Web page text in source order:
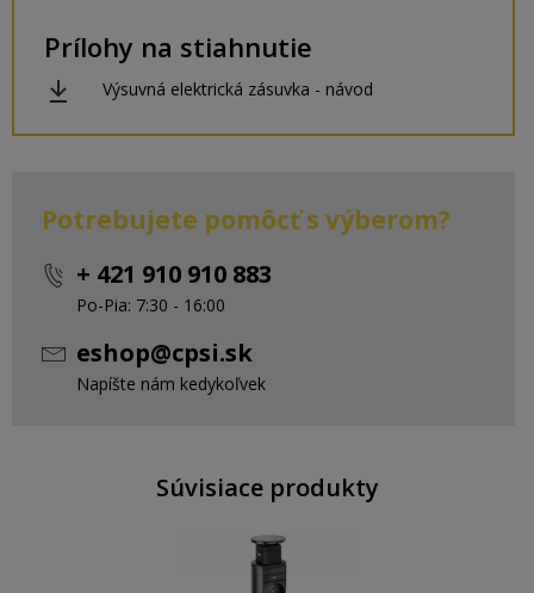
Prílohy na stiahnutie
Výsuvná elektrická zásuvka - návod
Potrebujete pomôcť s výberom?
+ 421 910 910 883
Po-Pia: 7:30 - 16:00
eshop@cpsi.sk
Napíšte nám kedykoľvek
Súvisiace produkty